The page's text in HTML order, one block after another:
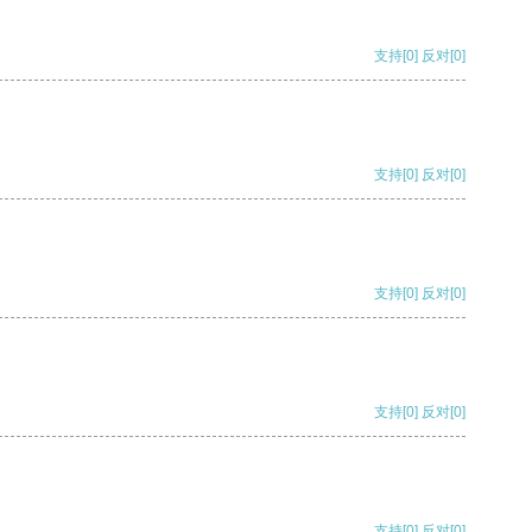
支持[0] 反对[0]
支持[0] 反对[0]
支持[0] 反对[0]
支持[0] 反对[0]